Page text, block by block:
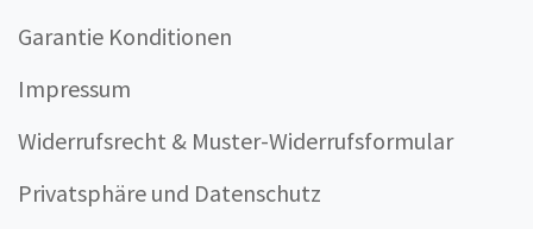
Garantie Konditionen
Impressum
Widerrufsrecht & Muster-Widerrufsformular
Privatsphäre und Datenschutz